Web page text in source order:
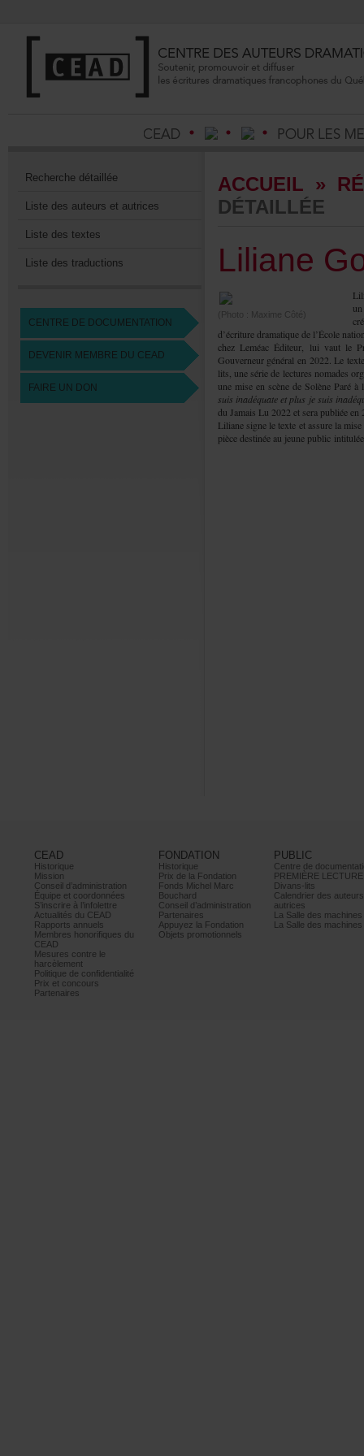
Recherchedétaillée
Listedesauteursetautrices
Listedestextes
Listedestraductions
CENTREDEDOCUMENTATION
DEVENIRMEMBREDUCEAD
FAIREUNDON
ACCUEIL »
DÉTAILLÉE
(Photo:MaximeCôté)
CEAD
Historique
Mission
Conseild’administration
Équipeetcoordonnées
S’inscrireàl’infolettre
ActualitésduCEAD
Rapportsannuels
Membreshonorifiquesdu
CEAD
Mesurescontrele
harcèlement
Politiquedeconfidentialité
Prixetconcours
Partenaires
FONDATION
Historique
PrixdelaFondation
FondsMichelMarc
Bouchard
Conseild’administration
Partenaires
AppuyezlaFondation
Objetspromotionnels
PUBLIC
PREMIÈRELECTURE
Divans-lits
autrices